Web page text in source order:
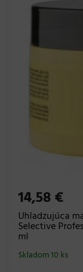
14,58 €
Uhladzujúca
Selective
ml
Skladom 10 ks